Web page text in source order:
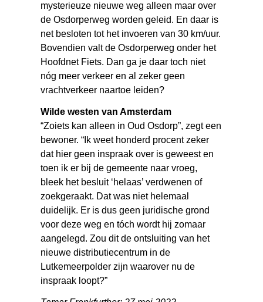
mysterieuze nieuwe weg alleen maar over
de Osdorperweg worden geleid. En daar is
net besloten tot het invoeren van 30 km/uur.
Bovendien valt de Osdorperweg onder het
Hoofdnet Fiets. Dan ga je daar toch niet
nóg meer verkeer en al zeker geen
vrachtverkeer naartoe leiden?
Wilde westen van Amsterdam
“Zoiets kan alleen in Oud Osdorp”, zegt een
bewoner. “Ik weet honderd procent zeker
dat hier geen inspraak over is geweest en
toen ik er bij de gemeente naar vroeg,
bleek het besluit ‘helaas’ verdwenen of
zoekgeraakt. Dat was niet helemaal
duidelijk. Er is dus geen juridische grond
voor deze weg en tóch wordt hij zomaar
aangelegd. Zou dit de ontsluiting van het
nieuwe distributiecentrum in de
Lutkemeerpolder zijn waarover nu de
inspraak loopt?”